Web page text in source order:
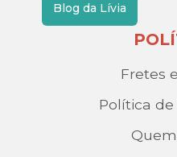
Blog da Lívia
Fretes
Política